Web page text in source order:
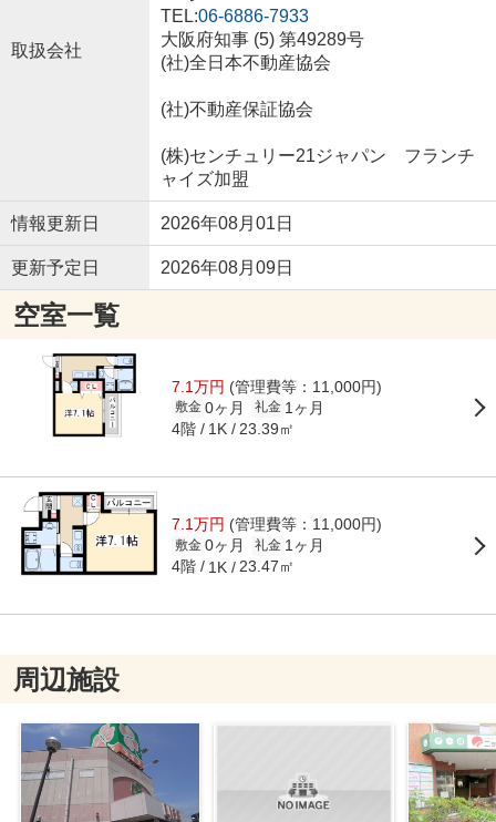
取扱会社
TEL:06-6886-7933
大阪府知事 (5) 第49289号
(社)全日本不動産協会
(社)不動産保証協会
(株)センチュリー21ジャパン フランチ
ャイズ加盟
情報更新日 2026年08月01日
更新予定日 2026年08月09日
空室一覧
7.1万円 (管理費等：11,000円)
敷金 0ヶ月 礼金 1ヶ月
4階 1K 23.39㎡
7.1万円 (管理費等：11,000円)
敷金 0ヶ月 礼金 1ヶ月
4階 1K 23.47㎡
周辺施設